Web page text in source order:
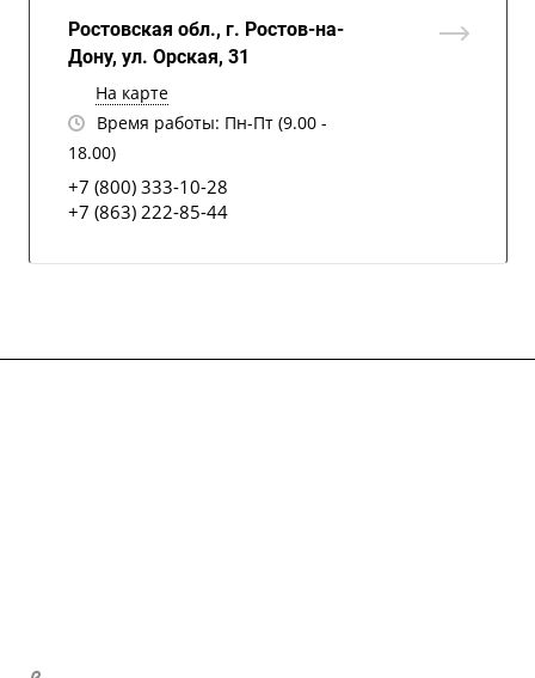
Ростовская обл., г. Ростов-на-
Дону, ул. Орская, 31
На карте
Время работы: Пн-Пт (9.00 -
18.00)
+7 (800) 333-10-28
+7 (863) 222-85-44